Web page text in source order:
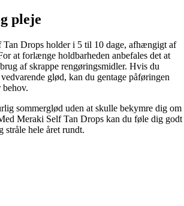
pleje
Tan Drops holder i 5 til 10 dage, afhængigt af
at forlænge holdbarheden anbefales det at
af skrappe rengøringsmidler. Hvis du
glød, kan du gentage påføringen
behov.
sommerglød uden at skulle bekymre dig om
Meraki Self Tan Drops kan du føle dig godt
stråle hele året rundt.